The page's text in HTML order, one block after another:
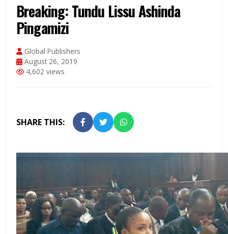
Breaking: Tundu Lissu Ashinda
Pingamizi
Global Publishers
August 26, 2019
4,602 views
SHARE THIS: